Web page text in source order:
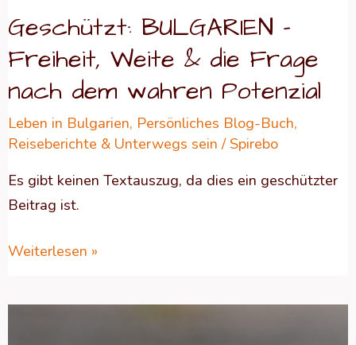
Geschützt: BULGARIEN –
Freiheit, Weite & die Frage
nach dem wahren Potenzial
Leben in Bulgarien, Persönliches Blog-Buch,
Reiseberichte & Unterwegs sein / Spirebo
Es gibt keinen Textauszug, da dies ein geschützter
Beitrag ist.
dem
wahren
Potenzial
Weiterlesen »